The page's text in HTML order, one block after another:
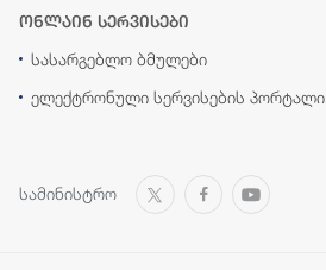
ონლაინ სერვისები
სასარგებლო ბმულები
ელექტრონული სერვისების პორტალი
სამინისტრო